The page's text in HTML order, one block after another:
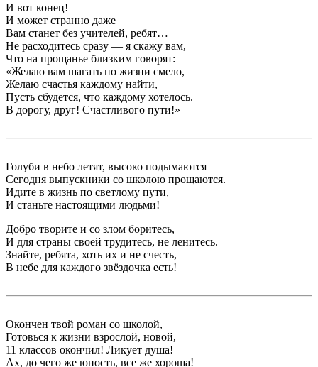
И вот конец!
И может странно даже
Вам станет без учителей, ребят…
Не расходитесь сразу — я скажу вам,
Что на прощанье близким говорят:
«Желаю вам шагать по жизни смело,
Желаю счастья каждому найти,
Пусть сбудется, что каждому хотелось.
В дорогу, друг! Счастливого пути!»
Голуби в небо летят, высоко подымаются —
Сегодня выпускники со школою прощаются.
Идите в жизнь по светлому пути,
И станьте настоящими людьми!
Добро творите и со злом боритесь,
И для страны своей трудитесь, не ленитесь.
Знайте, ребята, хоть их и не счесть,
В небе для каждого звёздочка есть!
Окончен твой роман со школой,
Готовься к жизни взрослой, новой,
11 классов окончил! Ликует душа!
Ах, до чего же юность, все же хороша!